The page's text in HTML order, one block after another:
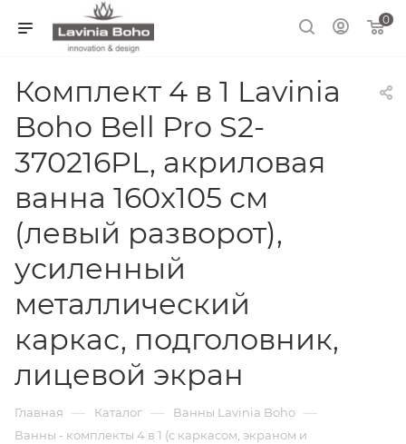
0
Комплект 4 в 1 Lavinia
Boho Bell Pro S2-
370216PL, акриловая
ванна 160x105 см
(левый разворот),
усиленный
металлический
каркас, подголовник,
лицевой экран
Главная — Каталог — Ванны Lavinia Boho —
Ванны - комплекты 4 в 1 (с каркасом, экраном и